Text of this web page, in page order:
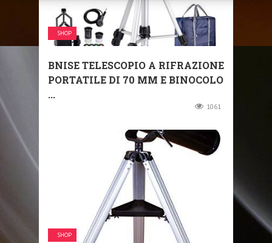
SHOP
BNISE TELESCOPIO A RIFRAZIONE
PORTATILE DI 70 MM E BINOCOLO
...
1061
SHOP